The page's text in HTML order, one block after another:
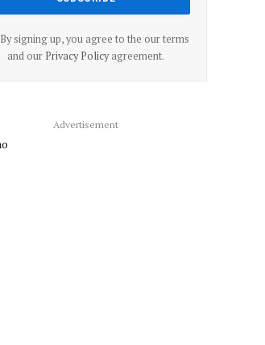
By signing up, you agree to the our terms
and our Privacy Policyagreement.
Advertisement